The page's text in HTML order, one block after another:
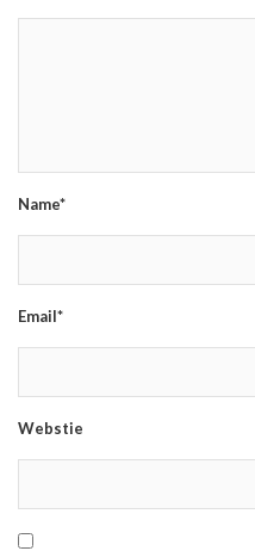
Name*
Email*
Webstie